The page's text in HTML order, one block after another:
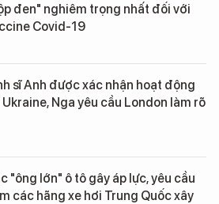
đen" nghiêm trọng nhất đối với
Covid-19
sĩ Anh được xác nhận hoạt động
Nga yêu cầu London làm rõ
"ông lớn" ô tô gây áp lực, yêu cầu
các hãng xe hơi Trung Quốc xây